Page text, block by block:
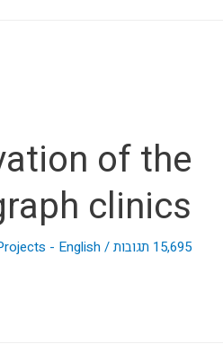
of the
clinics
15,695 תגובות /
- English